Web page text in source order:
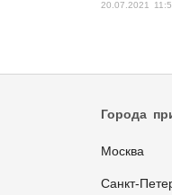
20.07.2021
Города
Москва
Санкт-